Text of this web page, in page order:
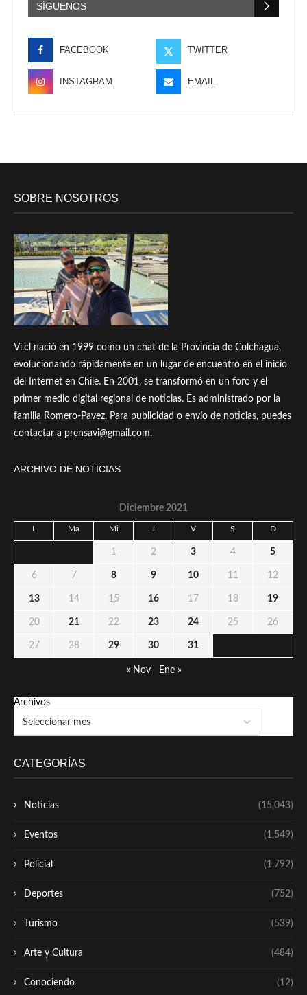
SÍGUENOS
FACEBOOK TWITTER
INSTAGRAM EMAIL
SOBRE NOSOTROS
Vi.cl nació en 1999 como un chat de la Provincia de Colchagua,
evolucionando rápidamente en un lugar de encuentro en el inicio
del Internet en Chile. En 2001, se transformó en un foro y el
primer medio digital regional de noticias. Es administrado por la
familia Romero-Pavez. Para publicidad o envío de noticias, puedes
contactar a prensavi@gmail.com.
ARCHIVO DE NOTICIAS
Diciembre 2021
L Ma Mi J V S D
1 2 3 4 5
6 7 8 9 10 11 12
13 14 15 16 17 18 19
20 21 22 23 24 25 26
27 28 29 30 31
« Nov Ene »
Archivos
CATEGORÍAS
Noticias (15,043)
Eventos (1,549)
Policial (1,792)
Deportes (752)
Turismo (539)
Arte y Cultura (484)
Conociendo (12)